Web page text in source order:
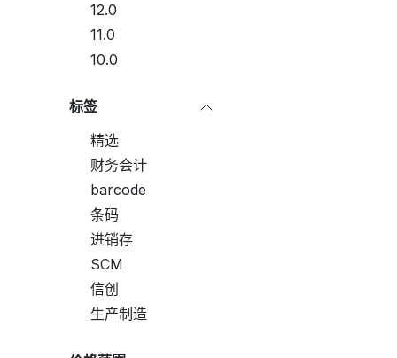
12.0
11.0
10.0
标签
精选
财务会计
barcode
条码
进销存
SCM
信创
生产制造